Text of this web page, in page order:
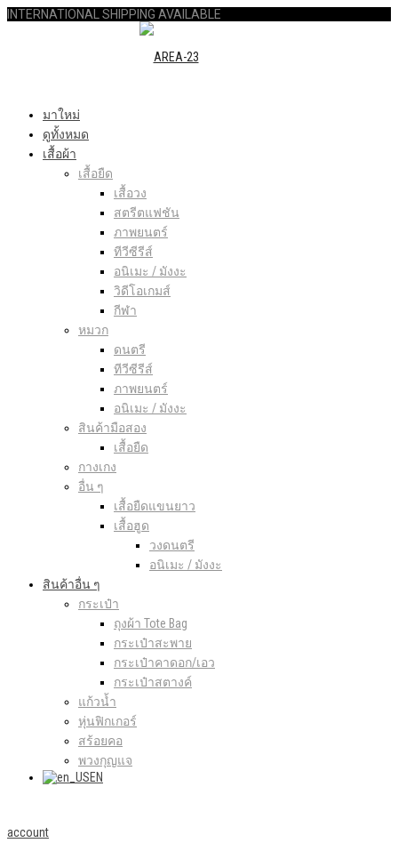
INTERNATIONAL SHIPPING AVAILABLE
มาใหม่
ดูทั้งหมด
เสื้อผ้า
เสื้อยืด
เสื้อวง
สตรีตแฟชัน
ภาพยนตร์
ทีวีซีรีส์
อนิเมะ / มังงะ
วิดีโอเกมส์
กีฬา
หมวก
ดนตรี
ทีวีซีรีส์
ภาพยนตร์
อนิเมะ / มังงะ
สินค้ามือสอง
เสื้อยืด
กางเกง
อื่น ๆ
เสื้อยืดแขนยาว
เสื้อฮูด
วงดนตรี
อนิเมะ / มังงะ
สินค้าอื่น ๆ
กระเป๋า
ถุงผ้า Tote Bag
กระเป๋าสะพาย
กระเป๋าคาดอก/เอว
กระเป๋าสตางค์
แก้วน้ำ
หุ่นฟิกเกอร์
สร้อยคอ
พวงกุญแจ
EN
account